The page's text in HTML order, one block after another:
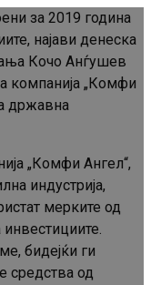
за 2019 година
најави денеска
Кочо Анѓушев
компанија „Комфи
државна
„Комфи Ангел“,
индустрија,
мерките од
бидејќи ги
средства од